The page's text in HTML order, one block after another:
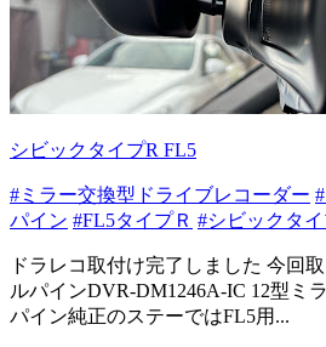
シビックタイプR FL5
#ミラー交換型ドライブレコーダー
パイン #FL5タイプＲ #シビックタイ
ドラレコ取付け完了しました 今回
ルパインDVR-DM1246A-IC 12型ミ
パイン純正のステーではFL5用...